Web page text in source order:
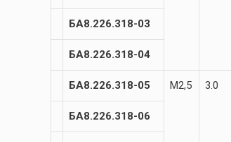
БА8.226.318-03
БА8.226.318-04
БА8.226.318-05 М2,5 3.0
БА8.226.318-06